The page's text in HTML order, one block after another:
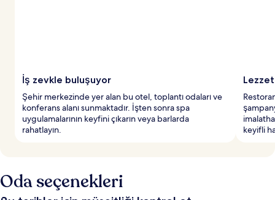
e
İş zevkle buluşuyor
Şehir merkezinde yer alan bu otel, toplantı odaları ve
konferans alanı sunmaktadır. İşten sonra spa
uygulamalarının keyfini çıkarın veya barlarda
rahatlayın.
keyifli
Oda seçenekleri